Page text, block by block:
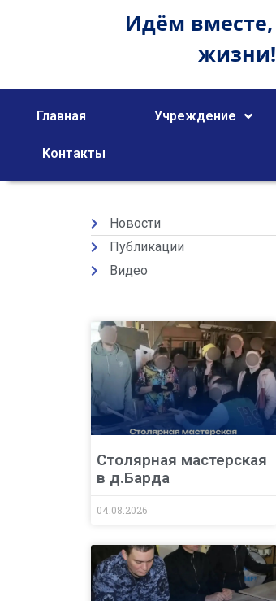
Идём вместе,
жизни!
Главная Учреждение
Контакты
Новости
Публикации
Видео
Столярная мастерская
в д.Барда
04.08.2026